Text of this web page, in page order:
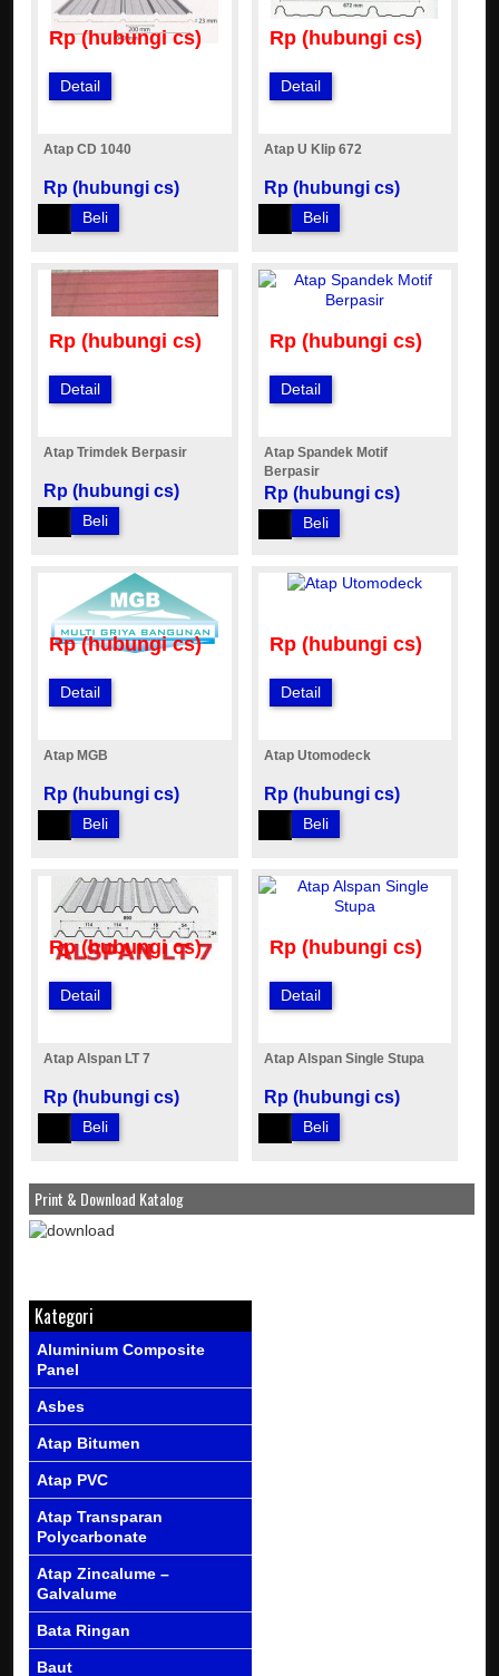
Rp (hubungi cs)
Detail
Atap CD 1040
Rp (hubungi cs)
Beli
Rp (hubungi cs)
Detail
Atap U Klip 672
Rp (hubungi cs)
Beli
Rp (hubungi cs)
Detail
Atap Trimdek Berpasir
Rp (hubungi cs)
Beli
Rp (hubungi cs)
Detail
Atap Spandek Motif
Berpasir
Rp (hubungi cs)
Beli
Rp (hubungi cs)
Detail
Atap MGB
Rp (hubungi cs)
Beli
Rp (hubungi cs)
Detail
Atap Utomodeck
Rp (hubungi cs)
Beli
Rp (hubungi cs)
Detail
Atap Alspan LT 7
Rp (hubungi cs)
Beli
Rp (hubungi cs)
Detail
Atap Alspan Single Stupa
Rp (hubungi cs)
Beli
Print & Download Katalog
Kategori
Aluminium Composite
Panel
Asbes
Atap Bitumen
Atap PVC
Atap Transparan
Polycarbonate
Atap Zincalume –
Galvalume
Bata Ringan
Baut